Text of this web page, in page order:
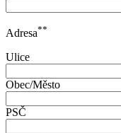
Adresa**
Ulice
Obec/Město
PSČ